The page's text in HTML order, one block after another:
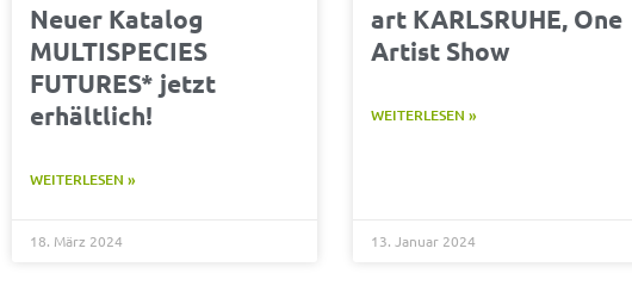
Neuer Katalog
MULTISPECIES
FUTURES* jetzt
erhältlich!
WEITERLESEN »
18. März 2024
art KARLSRUHE, One
Artist Show
WEITERLESEN »
13. Januar 2024